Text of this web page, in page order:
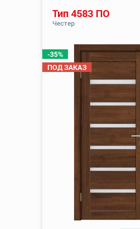
-35%
ПОД ЗАКАЗ
Тип 4583 ПО
Честер